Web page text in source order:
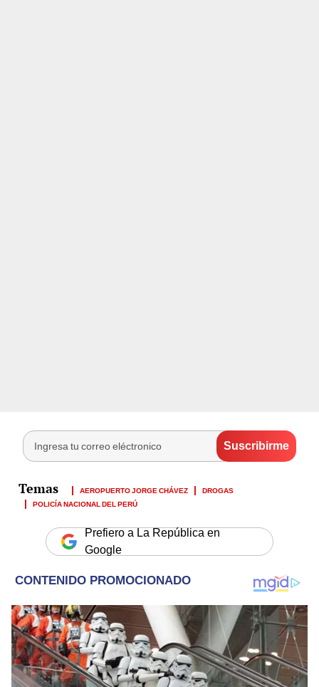
AEROPUERTO JORGE CHÁVEZ
DROGAS
POLICÍA NACIONAL DEL PERÚ
Prefiero a La República en
Google